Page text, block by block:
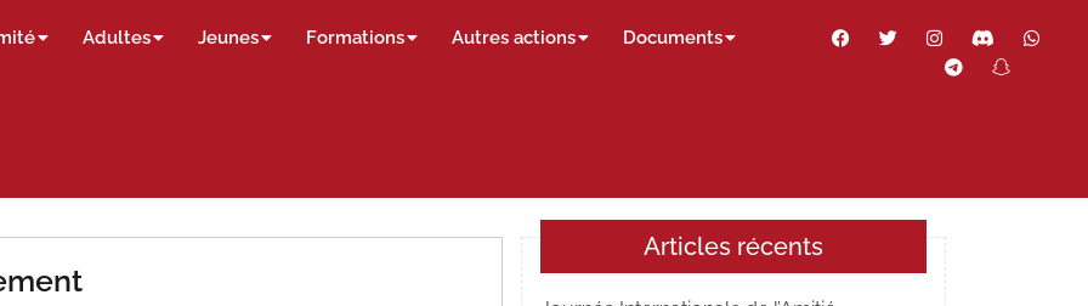
Adultes Jeunes Formations Autres actions Documents Facebook
Twitter InstagramDiscord
Telegram
Articles récents